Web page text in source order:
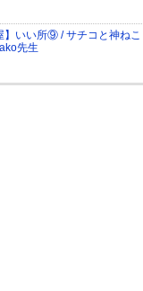
】いい所⑨ / サチコと神ねこ
先生